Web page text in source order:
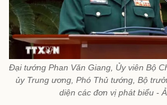
Đại tướng Phan Văn Giang, Ủy viên Bộ
ủy Trung ương, Phó Thủ tướng, Bộ
diện các đơn vị phát biểu -